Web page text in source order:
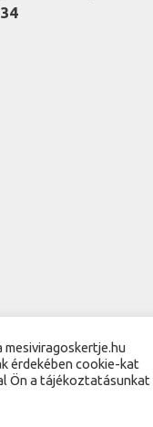
érdekében cookie-kat
Ön a tájékoztatásunkat
34